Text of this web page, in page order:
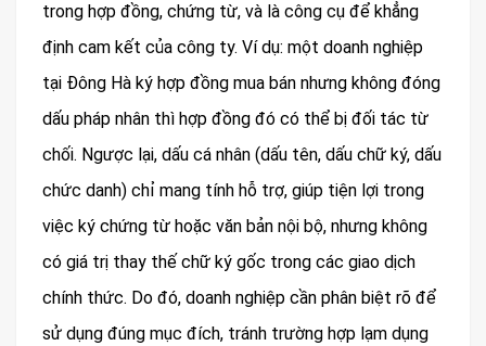
trong hợp đồng, chứng từ, và là công cụ để khẳng
định cam kết của công ty. Ví dụ: một doanh nghiệp
tại Đông Hà ký hợp đồng mua bán nhưng không đóng
dấu pháp nhân thì hợp đồng đó có thể bị đối tác từ
chối. Ngược lại, dấu cá nhân (dấu tên, dấu chữ ký, dấu
chức danh) chỉ mang tính hỗ trợ, giúp tiện lợi trong
việc ký chứng từ hoặc văn bản nội bộ, nhưng không
có giá trị thay thế chữ ký gốc trong các giao dịch
chính thức. Do đó, doanh nghiệp cần phân biệt rõ để
sử dụng đúng mục đích, tránh trường hợp lạm dụng